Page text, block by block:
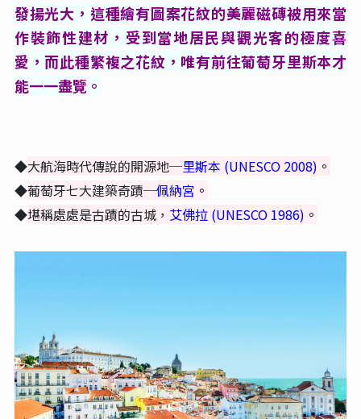
發揚光大，這種繪有圖案花紋的美麗磁磚被用來當
作裝飾性建材，受到當地居民與觀光客的極度喜
愛，而此種繁複之花紋，唯有前往葡萄牙里斯本才
能一一盡覽。
◆大航海時代傳說的開源地─里斯本 (UNESCO 2008) 。
◆葡萄牙七大建築奇蹟─佩納宮 。
◆堪稱處處是古蹟的古城， 艾佛拉 (UNESCO 1986) 。